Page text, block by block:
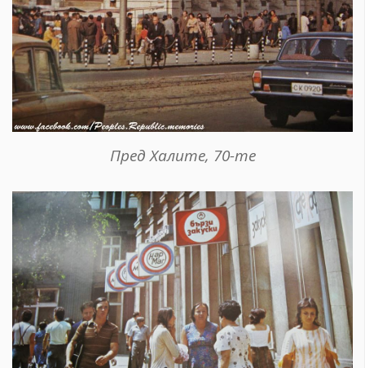
Пред Халите, 70-те